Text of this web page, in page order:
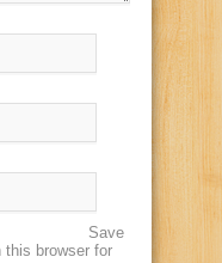
Save
this browser for